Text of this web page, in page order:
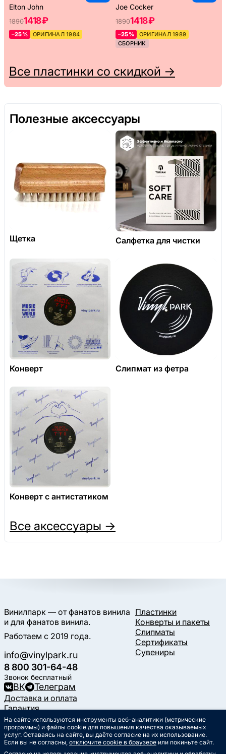
Elton John
18901418 ₽
–25% ОРИГИНАЛ 1984
Joe Cocker
18901418 ₽
–25%
ОРИГИНАЛ 1989
СБОРНИК
Все пластинки со скидкой →
Полезные аксессуары
Щетка Салфетка для чистки
Конверт Слипмат из фетра
Конверт с антистатиком
Все аксессуары →
Винилпарк — от фанатов винила
и для фанатов винила.
Работаем с 2019 года.
info@vinylpark.ru
8 800 301-64-48
Звонок бесплатный
ВК Телеграм
Пластинки
Конверты и пакеты
Слипматы
Сертификаты
Сувениры
Доставка и оплата
Гарантия
Контакты
Статьи
Музыкальный календарь
Документы
На сайте используются инструменты веб-аналитики (метрические
программы) и файлы cookie для повышения качества оказываемых
услуг. Оставаясь на сайте, вы даёте согласие на их использование.
Если вы не согласны, отключите cookie в браузере или покиньте сайт.